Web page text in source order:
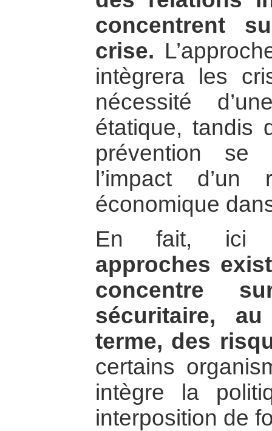
concentrent
crise.
intègrera les
nécessité
étatique, tandis
prévention se
l’impact
économique
En fait, ici
approches
concentre
sécuritaire,
terme, des
certains
intègre la
interposition de